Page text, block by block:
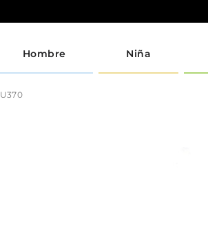
Hombre Niña
U370